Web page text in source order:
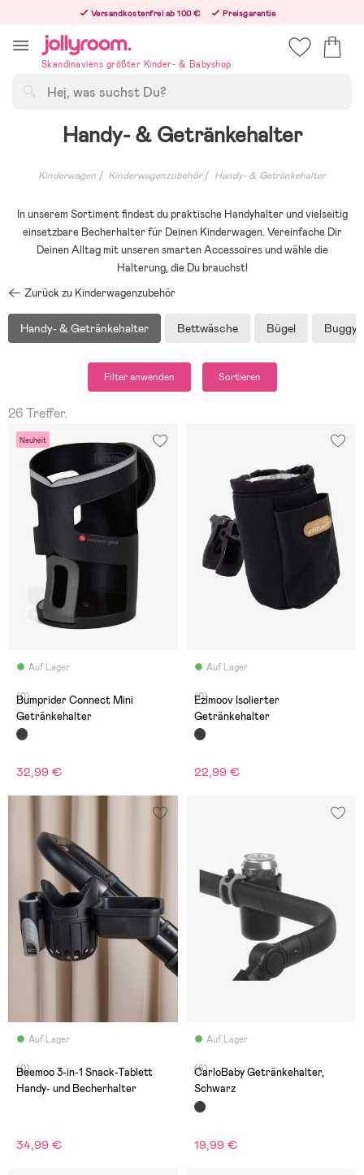
innehållet
Versandkostenfrei ab 100 €
Preisgarantie
Bestelle heute, dann versenden wir direkt nach dem Feiertag
Skandinaviens größter Kinder- & Babyshop
Handy- & Getränkehalter
Kinderwagen Kinderwagenzubehör Handy- & Getränkehalter
In unserem Sortiment findest du praktische Handyhalter und vielseitig
einsetzbare Becherhalter für Deinen Kinderwagen. Vereinfache Dir
Deinen Alltag mit unseren smarten Accessoires und wähle die
Halterung, die Du brauchst!
Zurück zu Kinderwagenzubehör
Handy- & Getränkehalter Bettwäsche Bügel Buggy
Filter anwenden Sortieren
26 Treffer.
Neuheit
Auf Lager
(0)
Bumprider Connect Mini
Getränkehalter
32,99 €
Auf Lager
(0)
Ezimoov Isolierter
Getränkehalter
22,99 €
Auf Lager
(0)
Beemoo 3-in-1 Snack-Tablett
Handy- und Becherhalter
34,99 €
Auf Lager
(6)
CarloBaby Getränkehalter,
Schwarz
19,99 €